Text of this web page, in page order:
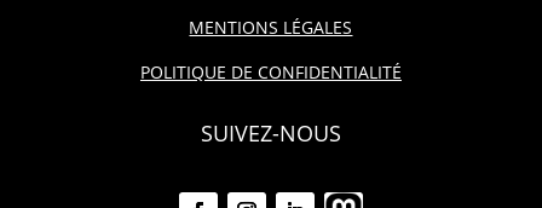
MENTIONS LÉGALES
POLITIQUE DE CONFIDENTIALITÉ
SUIVEZ-NOUS